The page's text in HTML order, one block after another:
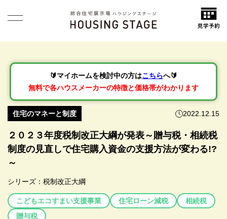
🔰マイホームを検討中の方はこちらへ🔰
無料で各ハウスメーカーの特徴と価格帯がわかります
住宅のマネーと制度 2022.12.15
２０２３年度税制改正大綱が発表～贈与税・相続税
制度の見直しで住宅購入資金の支援方法が変わる!?
～
シリーズ： 税制改正大綱
こどもエコすまい支援事業 住宅ローン減税
相続税
贈与税